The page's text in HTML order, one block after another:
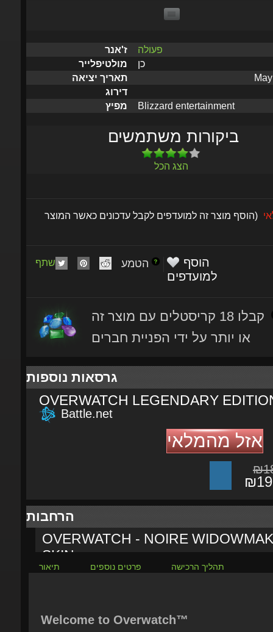
מולטיפלייר
כן
תאריך יציאה
דירוג
מפיץ
ביקורות משתמשים
הצג הכל
למועדפים
או יותר על ידי הפניית חברים
OVERWATCH LEGENDARY EDITION
Battle.net
OVERWATCH - NOIRE
SKIN
-26% ₪472.95 תיאור פרטים נוספים תהליך הרכישה
Soldiers. Scientists. Adventurers. Oddities.